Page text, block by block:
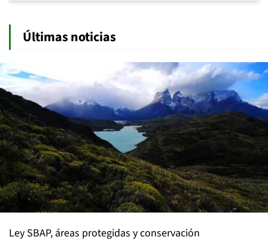
Últimas noticias
Ley SBAP, áreas protegidas y conservación